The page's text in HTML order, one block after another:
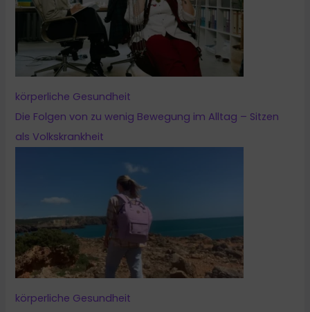
körperliche Gesundheit
Die Folgen von zu wenig Bewegung im Alltag – Sitzen
als Volkskrankheit
körperliche Gesundheit